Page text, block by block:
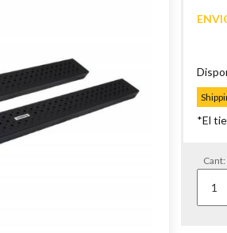
*El
Cant: